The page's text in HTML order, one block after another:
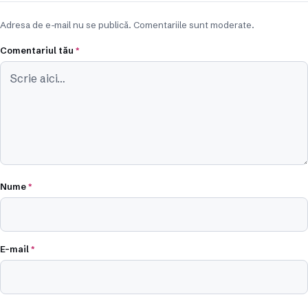
Adresa de e-mail nu se publică. Comentariile sunt moderate.
Comentariul tău *
Nume*
E-mail*